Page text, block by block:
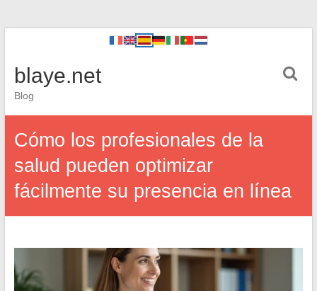
blaye.net
Blog
Cómo los profesionales de la
salud pueden optimizar
fácilmente su presencia en línea